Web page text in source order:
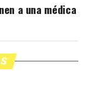
a una médica